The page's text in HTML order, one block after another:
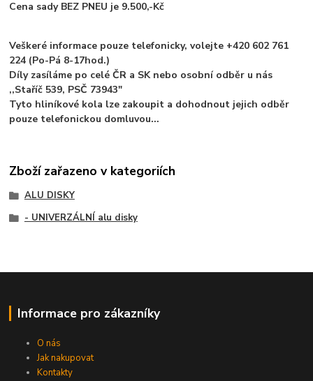
Cena sady BEZ PNEU je 9.500,-Kč
Veškeré informace pouze telefonicky, volejte +420 602 761
224 (Po-Pá 8-17hod.)
Díly zasíláme po celé ČR a SK nebo osobní odběr u nás
,,Staříč 539, PSČ 73943"
Tyto hliníkové kola lze zakoupit a dohodnout jejich odběr
pouze telefonickou domluvou...
Zboží zařazeno v kategoriích
ALU DISKY
- UNIVERZÁLNÍ alu disky
Informace pro zákazníky
O nás
Jak nakupovat
Kontakty